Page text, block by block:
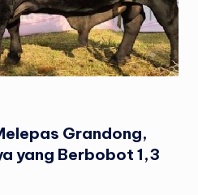
Grandong,
yang Berbobot 1,3